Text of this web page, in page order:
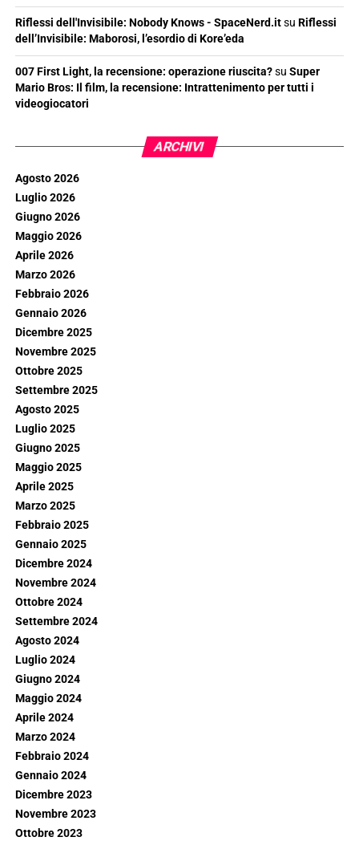
Riflessi dell'Invisibile: Nobody Knows - SpaceNerd.itsu Riflessi
dell’Invisibile: Maborosi, l’esordio di Kore’eda
007 First Light, la recensione: operazione riuscita?su Super
Mario Bros: Il film, la recensione: Intrattenimento per tutti i
videogiocatori
ARCHIVI
Agosto 2026
Luglio 2026
Giugno 2026
Maggio 2026
Aprile 2026
Marzo 2026
Febbraio 2026
Gennaio 2026
Dicembre 2025
Novembre 2025
Ottobre 2025
Settembre 2025
Agosto 2025
Luglio 2025
Giugno 2025
Maggio 2025
Aprile 2025
Marzo 2025
Febbraio 2025
Gennaio 2025
Dicembre 2024
Novembre 2024
Ottobre 2024
Settembre 2024
Agosto 2024
Luglio 2024
Giugno 2024
Maggio 2024
Aprile 2024
Marzo 2024
Febbraio 2024
Gennaio 2024
Dicembre 2023
Novembre 2023
Ottobre 2023